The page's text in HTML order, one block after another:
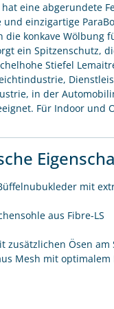
eine abgerundete
einzigartige
konkave Wölbung
ein Spitzenschutz,
Stiefel
in der
Für Indoor und
mit
aus Fibre-LS
zusätzlichen Ösen
Mesh mit optimalem